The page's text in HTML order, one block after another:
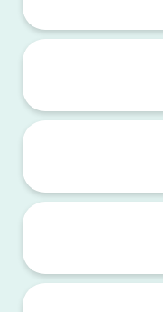
Le CESA 29 lance le
INFOS UTILES
Annulation de la Sortie
CESA 29 fermé du 16